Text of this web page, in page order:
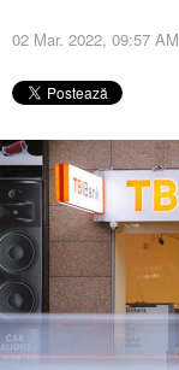
02 Mar. 2022, 09:57 AM